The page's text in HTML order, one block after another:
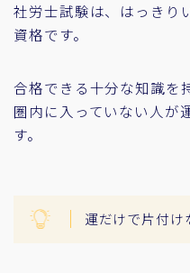
社労士試験は、はっきり
資格です。
合格できる十分な知識を
圏内に入っていない人が
す。
運だけで片付け